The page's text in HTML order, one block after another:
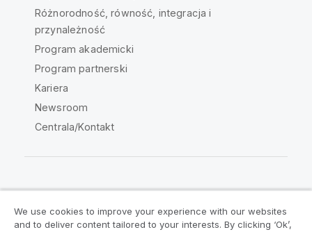
Różnorodność, równość, integracja i
przynależność
Program akademicki
Program partnerski
Kariera
Newsroom
Centrala/Kontakt
We use cookies to improve your experience with our websites
and to deliver content tailored to your interests. By clicking ‘Ok’,